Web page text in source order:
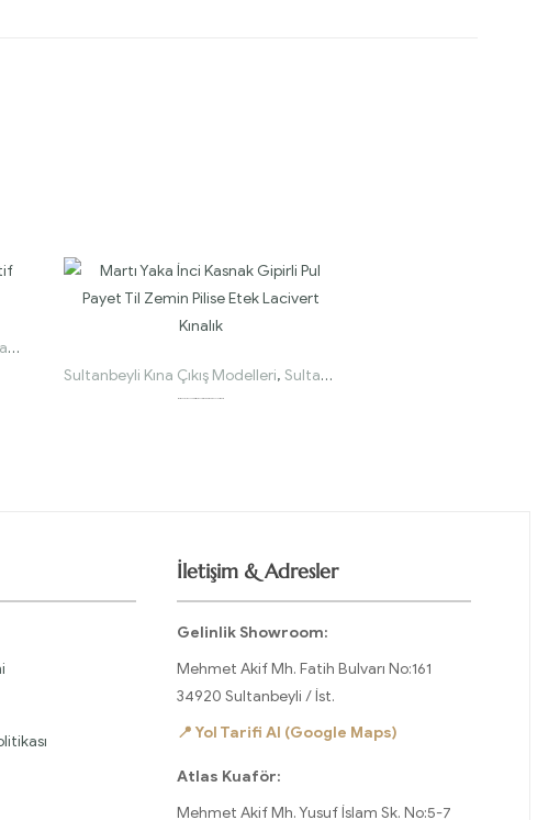
Sultanbeyli Kına Çıkış Modelleri, Sultanbeyli Kınalık Modelleri
İletişim & Adresler
Gelinlik Showroom:
Mehmet Akif Mh. Fatih Bulvarı No:161
34920 Sultanbeyli / İst.
📍 Yol Tarifi Al (Google Maps)
Atlas Kuaför:
Mehmet Akif Mh. Yusuf İslam Sk. No:5-7